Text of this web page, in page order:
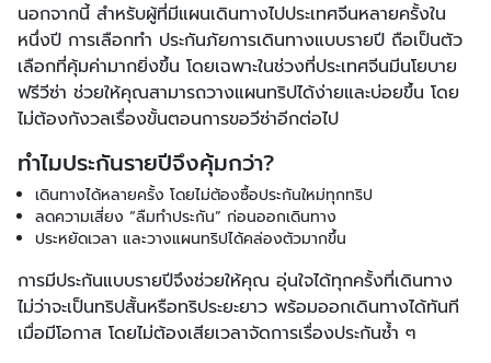
นอกจากนี้ สำหรับผู้ที่มีแผนเดินทางไปประเทศจีนหลายครั้งใน
หนึ่งปี การเลือกทำ ประกันภัยการเดินทางแบบรายปี ถือเป็นตัว
เลือกที่คุ้มค่ามากยิ่งขึ้น โดยเฉพาะในช่วงที่ประเทศจีนมีนโยบาย
ฟรีวีซ่า ช่วยให้คุณสามารถวางแผนทริปได้ง่ายและบ่อยขึ้น โดย
ไม่ต้องกังวลเรื่องขั้นตอนการขอวีซ่าอีกต่อไป
ทำไมประกันรายปีจึงคุ้มกว่า?
เดินทางได้หลายครั้ง โดยไม่ต้องซื้อประกันใหม่ทุกทริป
ลดความเสี่ยง “ลืมทำประกัน” ก่อนออกเดินทาง
ประหยัดเวลา และวางแผนทริปได้คล่องตัวมากขึ้น
การมีประกันแบบรายปีจึงช่วยให้คุณ อุ่นใจได้ทุกครั้งที่เดินทาง
ไม่ว่าจะเป็นทริปสั้นหรือทริประยะยาว พร้อมออกเดินทางได้ทันที
เมื่อมีโอกาส โดยไม่ต้องเสียเวลาจัดการเรื่องประกันซ้ำ ๆ